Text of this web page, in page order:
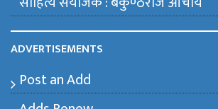
ADVERTISEMENTS
Post an Add